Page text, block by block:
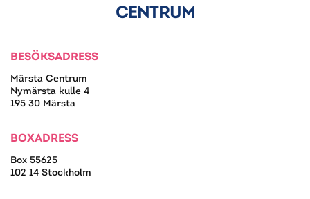
CENTRUM
BESÖKSADRESS
Märsta Centrum
Nymärsta kulle 4
195 30 Märsta
BOXADRESS
Box 55625
102 14 Stockholm